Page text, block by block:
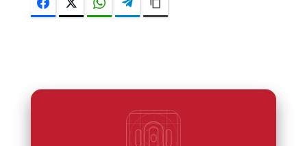
FacebookTwitter WhatsAppTelegram